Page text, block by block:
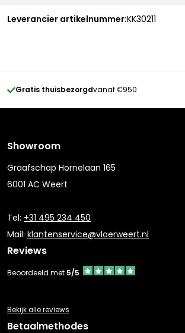
Leverancier artikelnummer:KK30211
Gratis thuisbezorgdvanaf €950
Showroom
Graafschap Hornelaan 165
6001 AC Weert
Tel: +31 495 234 450
Mail: klantenservice@vloerweert.nl
Reviews
Beoordeeld met 5/5
Bekijk alle reviews
Betaalmethodes